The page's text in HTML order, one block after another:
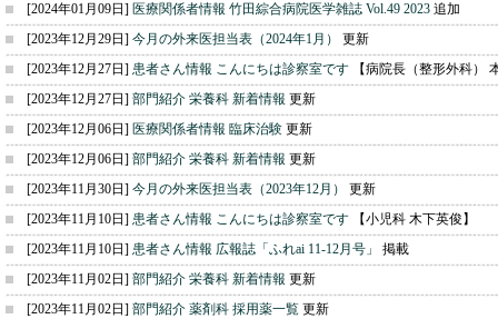
[2024年01月09日] 医療関係者情報 竹田綜合病院医学雑誌 Vol.49 2023 追加
[2023年12月29日] 今月の外来医担当表（2024年1月）
更新
[2023年12月27日] 患者さん情報 こんにちは診察室です 【病院長（整形外科）
[2023年12月27日] 部門紹介 栄養科 新着情報 更新
[2023年12月06日] 医療関係者情報 臨床治験 更新
[2023年12月06日] 部門紹介 栄養科 新着情報 更新
[2023年11月30日] 今月の外来医担当表（2023年12月）
更新
[2023年11月10日] 患者さん情報 こんにちは診察室です 【小児科 木下英俊】
[2023年11月10日] 患者さん情報 広報誌「ふれai 11-12月号」 掲載
[2023年11月02日] 部門紹介 栄養科 新着情報 更新
[2023年11月02日] 部門紹介 薬剤科 採用薬一覧 更新